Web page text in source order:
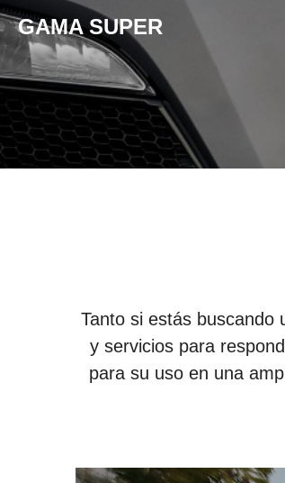
GAMA SUPER
Tanto si estás buscando
y servicios para
para su uso en una